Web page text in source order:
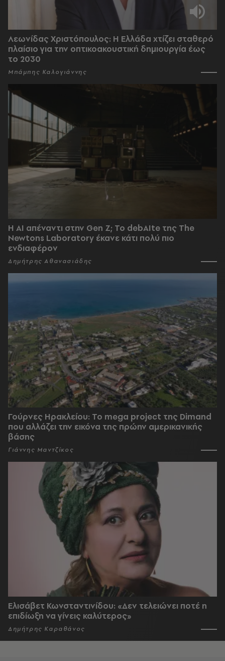
Λεωνίδας Χριστόπουλος: Η Ελλάδα χτίζει σταθερό
πλαίσιο για την οπτικοακουστική δημιουργία έως
το 2030
Μπάμπης Καλογιάννης
Η AI απέναντι στην Gen Z; Το debAIte της The
Newtons Laboratory έκανε κάτι πολύ πιο
ενδιαφέρον
Δημήτρης Αθανασιάδης
Γούρνες Ηρακλείου: To mega project της Dimand
που αλλάζει την εικόνα της πρώην αμερικανικής
βάσης
Γιάννης Μαντζίκος
Ελισάβετ Κωνσταντινίδου: «Δεν τελειώνει ποτέ η
επιδίωξη να γίνεις καλύτερος»
Δημήτρης Καραθάνος